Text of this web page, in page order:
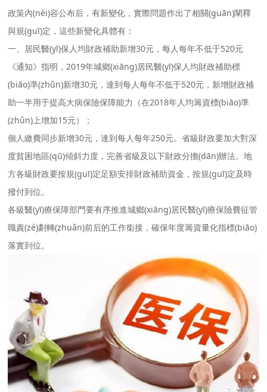
政策內(nèi)容公布后，有新變化，實際問題作出了相關(guān)闡釋
與規(guī)定，這些新變化具體有：
一、居民醫(yī)保人均財政補助新增30元，每人每年不低于520元
《通知》指明，2019年城鄉(xiāng)居民醫(yī)保人均財政補助標
(biāo)準(zhǔn)新增30元，達到每人每年不低于520元，新增財政補
助一半用于提高大病保險保障能力（在2018年人均籌資標(biāo)準
(zhǔn)上增加15元）；
個人繳費同步新增30元，達到每人每年250元。省級財政要加大對深
度貧困地區(qū)傾斜力度，完善省級及以下財政分擔(dān)辦法。地
方各級財政要按規(guī)定足額安排財政補助資金，按規(guī)定及時
撥付到位。
各級醫(yī)療保障部門要有序推進城鄉(xiāng)居民醫(yī)療保險費征管
職責(zé)劃轉(zhuǎn)前后的工作銜接，確保年度籌資量化指標(biāo)
落實到位。